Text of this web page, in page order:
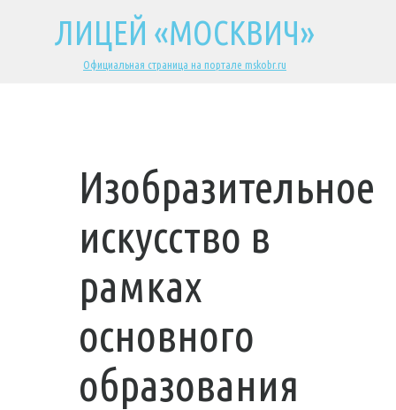
ЛИЦЕЙ «МОСКВИЧ»
Официальная страница на портале mskobr.ru
Изобразительное
искусство в
рамках
основного
образования